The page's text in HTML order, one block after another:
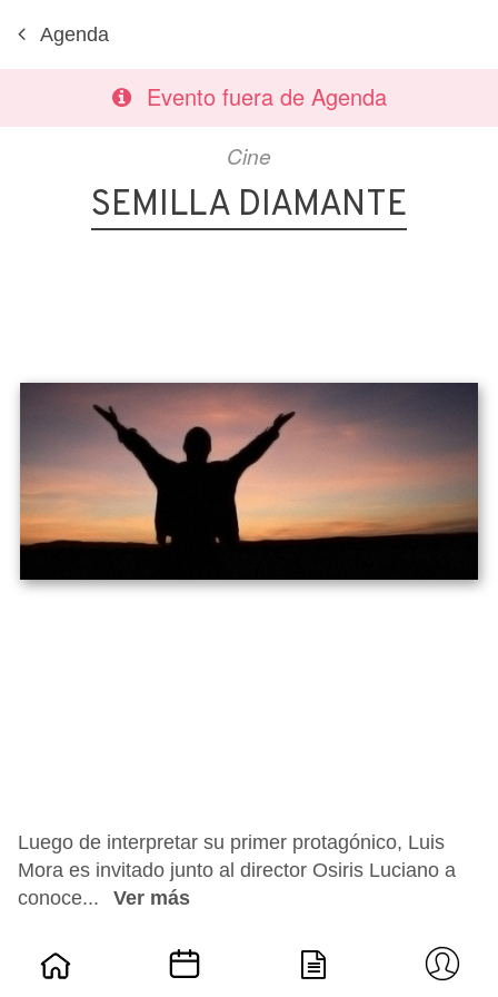
Agenda
Evento fuera de Agenda
Cine
SEMILLA DIAMANTE
Luego de interpretar su primer protagónico, Luis
Mora es invitado junto al director Osiris Luciano a
conoce...
Ver más